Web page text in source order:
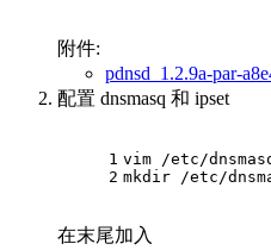
附件:
pdnsd_1.2.9a-par-
配置 dnsmasq 和 ipset
1
2
vim /etc/
mkdir /etc/
在末尾加入